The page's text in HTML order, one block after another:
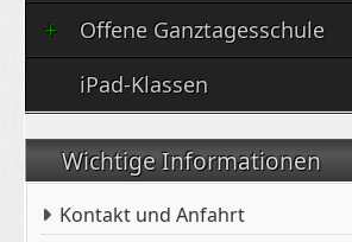
Offene Ganztagesschule
iPad-Klassen
Wichtige Informationen
Kontakt und Anfahrt